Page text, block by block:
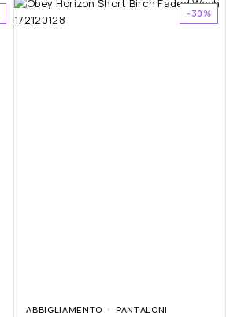
-30%
ABBIGLIAMENTO PANTALONI